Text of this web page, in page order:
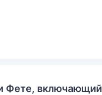
Фете, включающий